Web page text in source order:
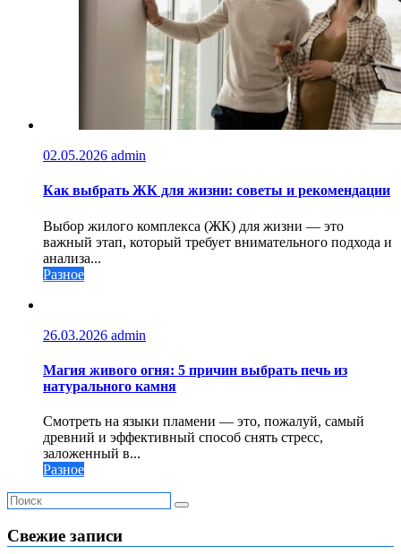
02.05.2026 admin
Как выбрать ЖК для жизни: советы и рекомендации
Выбор жилого комплекса (ЖК) для жизни — это
важный этап, который требует внимательного подхода и
анализа...
Разное
26.03.2026 admin
Магия живого огня: 5 причин выбрать печь из
натурального камня
Смотреть на языки пламени — это, пожалуй, самый
древний и эффективный способ снять стресс,
заложенный в...
Разное
Свежие записи